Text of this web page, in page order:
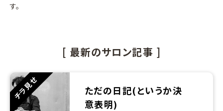
す。
[ 最新のサロン記事 ]
チラ見せ
ただの日記(というか決
意表明)